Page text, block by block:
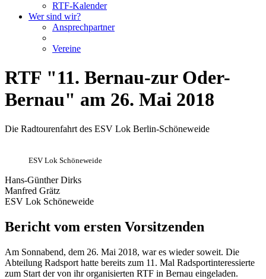
RTF-Kalender
Wer sind wir?
Ansprechpartner
Vereine
RTF "11. Bernau-zur Oder-
Bernau" am 26. Mai 2018
Die Radtourenfahrt des ESV Lok Berlin-Schöneweide
ESV Lok Schöneweide
Hans-Günther Dirks
Manfred Grätz
ESV Lok Schöneweide
Bericht vom ersten Vorsitzenden
Am Sonnabend, dem 26. Mai 2018, war es wieder soweit. Die
Abteilung Radsport hatte bereits zum 11. Mal Radsportinteressierte
zum Start der von ihr organisierten RTF in Bernau eingeladen.